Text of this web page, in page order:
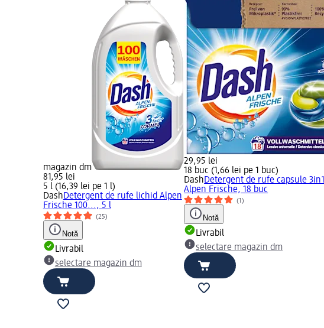
magazin dm
81,95 lei
5 l (16,39 lei pe 1 l)
DashDetergent de rufe lichid Alpen
Frische 100..., 5 l
(25)
Notă
Livrabil
selectare magazin dm
29,95 lei
18 buc (1,66 lei pe 1 buc)
DashDetergent de rufe capsule 3in1
Alpen Frische, 18 buc
(1)
Notă
Livrabil
selectare magazin dm